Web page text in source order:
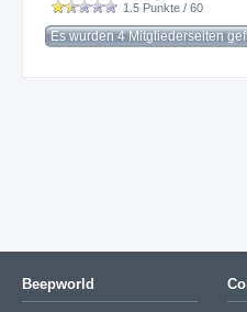
1.5 Punkte / 60
Es wurden 4 Mitgliederseiten
Beepworld